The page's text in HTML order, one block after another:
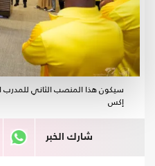
سيكون هذا المنصب الثاني للمدرب
إكس
شارك الخبر